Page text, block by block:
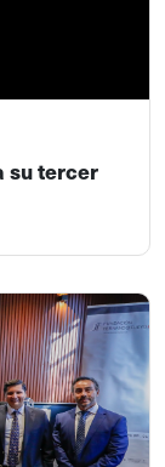
su tercer